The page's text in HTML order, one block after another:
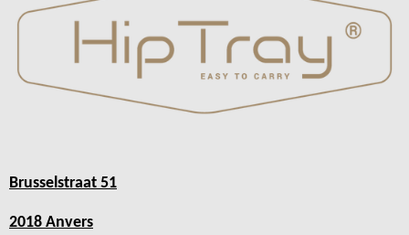
Brusselstraat 51
2018 Anvers